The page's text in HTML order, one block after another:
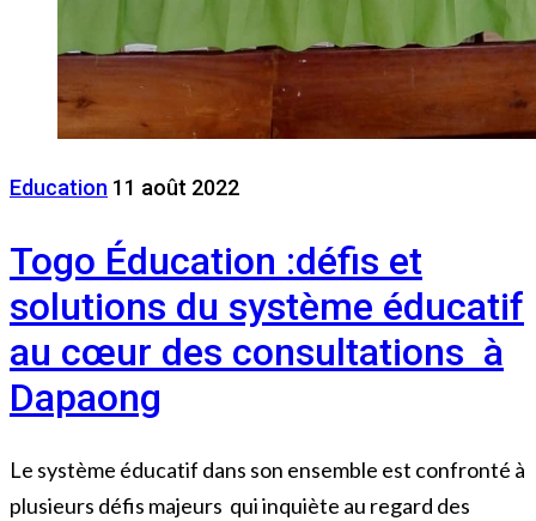
Education 11 août 2022
Togo Éducation :défis et
solutions du système éducatif
au cœur des consultations à
Dapaong
Le système éducatif dans son ensemble est confronté à
plusieurs défis majeurs qui inquiète au regard des